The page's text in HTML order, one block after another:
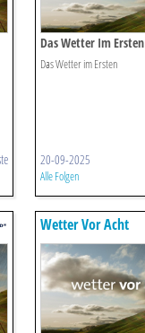
Das Wetter Im Ersten
Das Wetter im Ersten
20-09-2025
Alle Folgen
Wetter Vor Acht